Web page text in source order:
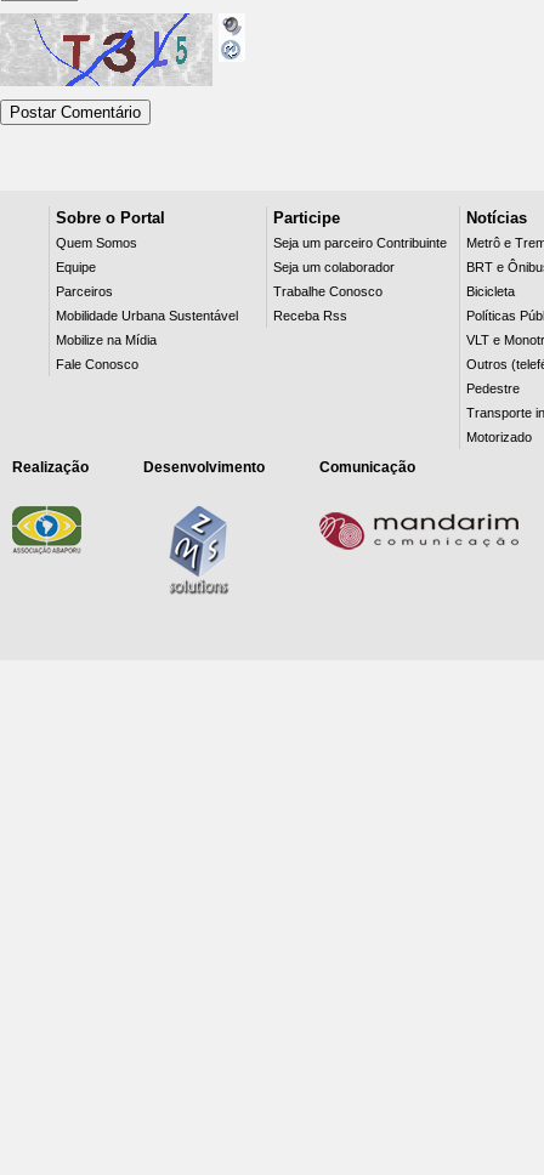
Sobre o Portal
Quem Somos
Equipe
Parceiros
Mobilidade Urbana Sustentável
Mobilize na Mídia
Fale Conosco
Participe
Seja um parceiro Contribuinte
Seja um colaborador
Trabalhe Conosco
Receba Rss
Notícias
Metrô e
BRT e
Bicicleta
Políticas
VLT e
Outros
Pedestre
Transporte
Motorizado
Realização Desenvolvimento Comunicação